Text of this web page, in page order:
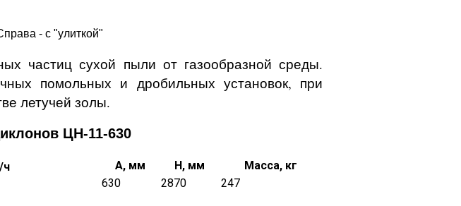
- с "улиткой"
частиц сухой пыли от газообразной среды.
помольных и дробильных установок, при
летучей золы.
ЦН-11-630
/ч А, мм Н, мм
Масса, кг
630 2870 247